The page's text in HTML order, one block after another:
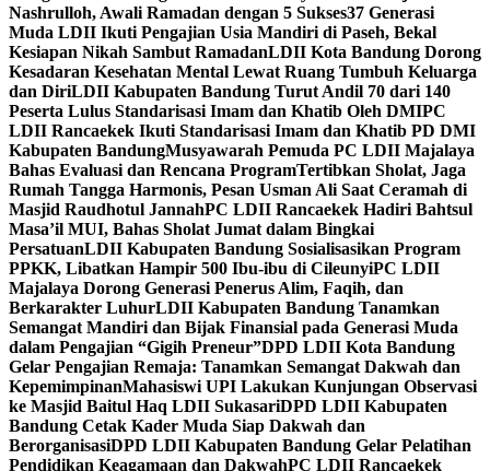
Nashrulloh, Awali Ramadan dengan 5 Sukses37 Generasi
Muda LDII Ikuti Pengajian Usia Mandiri di Paseh, Bekal
Kesiapan Nikah Sambut RamadanLDII Kota Bandung Dorong
Kesadaran Kesehatan Mental Lewat Ruang Tumbuh Keluarga
dan DiriLDII Kabupaten Bandung Turut Andil 70 dari 140
Peserta Lulus Standarisasi Imam dan Khatib Oleh DMIPC
LDII Rancaekek Ikuti Standarisasi Imam dan Khatib PD DMI
Kabupaten BandungMusyawarah Pemuda PC LDII Majalaya
Bahas Evaluasi dan Rencana ProgramTertibkan Sholat, Jaga
Rumah Tangga Harmonis, Pesan Usman Ali Saat Ceramah di
Masjid Raudhotul JannahPC LDII Rancaekek Hadiri Bahtsul
Masa’il MUI, Bahas Sholat Jumat dalam Bingkai
PersatuanLDII Kabupaten Bandung Sosialisasikan Program
PPKK, Libatkan Hampir 500 Ibu-ibu di CileunyiPC LDII
Majalaya Dorong Generasi Penerus Alim, Faqih, dan
Berkarakter LuhurLDII Kabupaten Bandung Tanamkan
Semangat Mandiri dan Bijak Finansial pada Generasi Muda
dalam Pengajian “Gigih Preneur”DPD LDII Kota Bandung
Gelar Pengajian Remaja: Tanamkan Semangat Dakwah dan
KepemimpinanMahasiswi UPI Lakukan Kunjungan Observasi
ke Masjid Baitul Haq LDII SukasariDPD LDII Kabupaten
Bandung Cetak Kader Muda Siap Dakwah dan
BerorganisasiDPD LDII Kabupaten Bandung Gelar Pelatihan
Pendidikan Keagamaan dan DakwahPC LDII Rancaekek